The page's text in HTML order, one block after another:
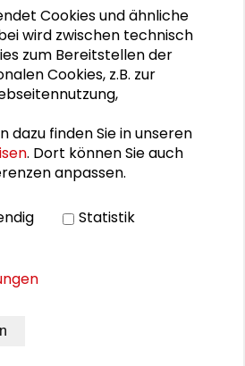
der Empfehlungen in die
wie die
Städten von den Akteuren aus
und
welche Handlungsfelder als
und welche
angestoßen werden.
Hartje
Cookies und ähnliche
wird zwischen technisch
zum Bereitstellen der
Cookies, z.B. zur
dazu finden Sie in unseren
. Dort können Sie auch
anpassen.
Statistik